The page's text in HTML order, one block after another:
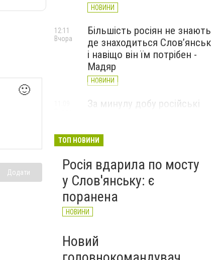
🙂
Додати
НОВИНИ
Більшість росіян не знають
де знаходиться Слов’янськ
і навіщо він їм потрібен -
Мадяр
НОВИНИ
12:11
Вчора
За минулу добу російські
великої війни: 6 серпня
ТОП НОВИНИ
Росія вдарила по мосту
у Слов'янську: є
поранена
НОВИНИ
Новий